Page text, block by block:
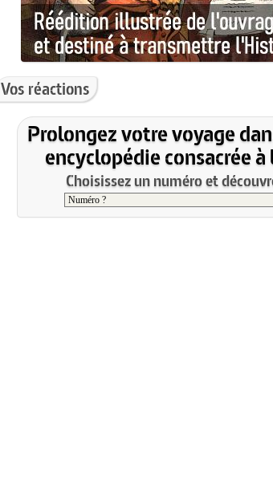
Vos réactions
Prolongez votre voyage
encyclopédie consacrée
Choisissez un numéro et